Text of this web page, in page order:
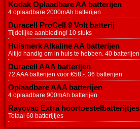
Kodak Oplaadbare AA batterijen
4 oplaadbare 2000mAh batterijen
Duracell ProCell 9 Volt batterij
Tijdelijke aanbieding! 10 stuks
Huismerk Alkaline AA batterijen
Altijd handig om in huis te hebben. 40 batterijen
Duracell AAA batterijen
72 AAA batterijen voor €58,-. 36 batterijen
Oplaadbare AAA batterijen
4 oplaadbare 900mAh batterijen
Rayovac Extra hoortoestelbatterijtjes
Totaal 60 batterijtjes